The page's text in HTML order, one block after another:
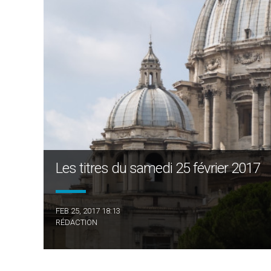
Les titres du samedi 25 février 2017
FEB 25, 2017 18:13
RÉDACTION